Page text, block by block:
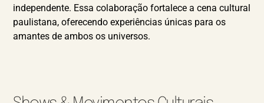
independente. Essa colaboração fortalece a cena cultural
paulistana, oferecendo experiências únicas para os
amantes de ambos os universos.